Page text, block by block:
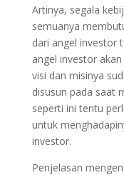
Artinya, segala
semuanya
dari angel investor
angel investor
visi dan misinya
disusun pada saat
seperti ini tentu
untuk
investor.
Penjelasan